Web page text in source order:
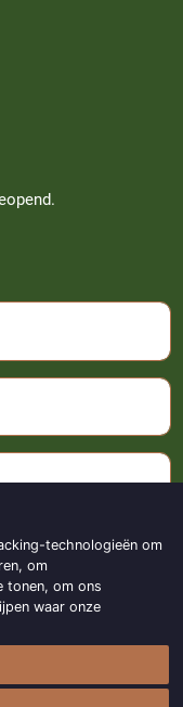
technologieën om
om
tonen, om ons
waar onze